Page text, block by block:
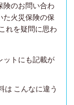
険のお問い合わ
た火災保険の保
れを疑問に思わ
ットにも記載が
は こんなに違う